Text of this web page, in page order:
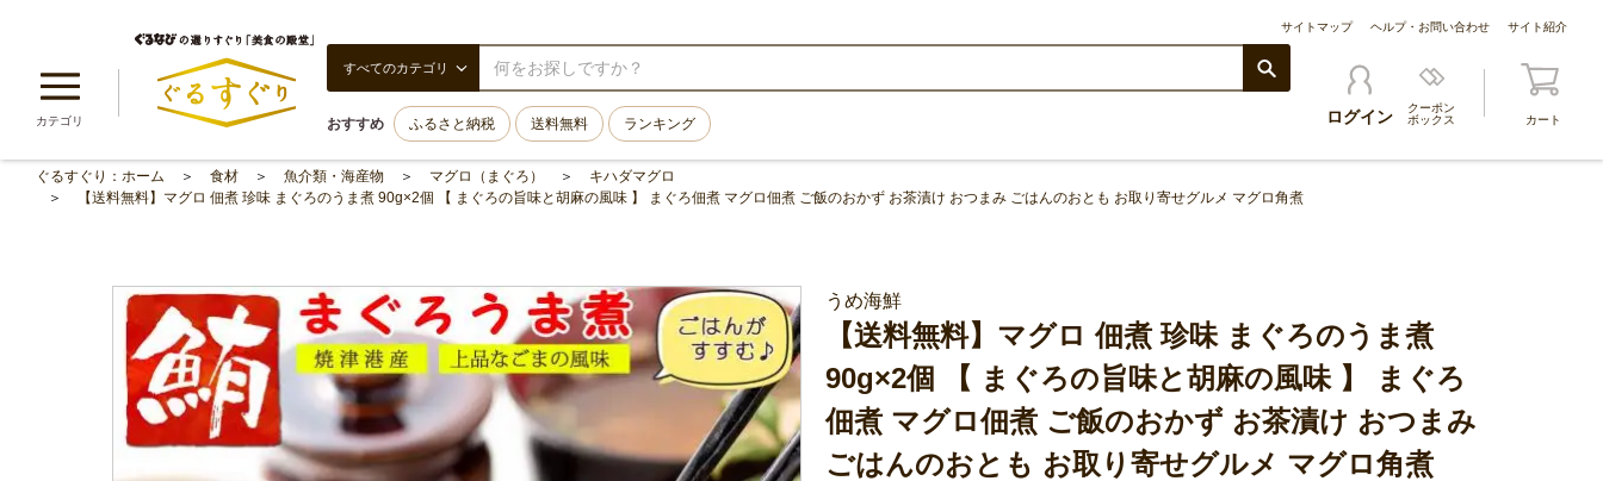
サイトマップ ヘルプ・お問い合わせ サイト紹介
カテゴリ
すべてのカテゴリ
おすすめ ふるさと納税 送料無料 ランキング ログイン
クーポン
ボックス
カート
ぐるすぐり：ホーム 食材 魚介類・海産物 マグロ（まぐろ）
キハダマグロ
【送料無料】マグロ 佃煮 珍味 まぐろのうま煮 90g×2個 【 まぐろの旨味と胡麻の風味 】 まぐろ佃煮 マグロ佃煮 ご飯のおかず お茶漬け おつまみ ごはんのおとも お取り寄せグルメ マグロ角煮
うめ海鮮
【送料無料】マグロ 佃煮 珍味 まぐろのうま煮
90g×2個 【 まぐろの旨味と胡麻の風味 】 まぐろ
佃煮 マグロ佃煮 ご飯のおかず お茶漬け おつまみ
ごはんのおとも お取り寄せグルメ マグロ角煮